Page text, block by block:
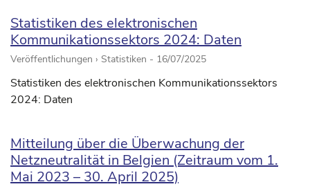
Statistiken des elektronischen
Kommunikationssektors 2024: Daten
Veröffentlichungen › Statistiken - 16/07/2025
Statistiken des elektronischen Kommunikationssektors
2024: Daten
Mitteilung über die Überwachung der
Netzneutralität in Belgien (Zeitraum vom 1.
Mai 2023 – 30. April 2025)